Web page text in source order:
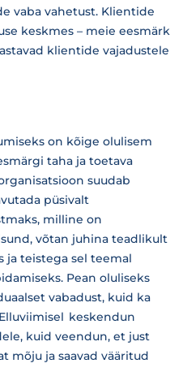
vaba vahetust. Klientide
keskmes – meie eesmärk
klientide vajadustele
on kõige olulisem
taha ja toetava
suudab
püsivalt
milline on
võtan juhina teadlikult
ja teistega sel teemal
Pean oluliseks
vabadust, kuid ka
keskendun
kuid veendun, et just
mõju ja saavad vääritud